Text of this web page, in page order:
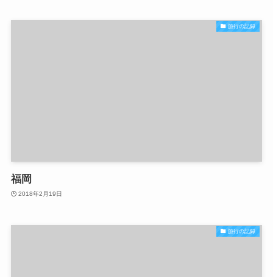
旅行の記録
福岡
2018年2月19日
旅行の記録